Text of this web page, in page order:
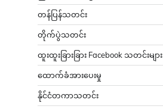
တန်ပြန်သတင်း
တိုက်ပွဲသတင်း
ထူးထူးခြားခြား Facebook သတင်းများ
ထောက်ခံအားပေးမှု
နိုင်ငံတကာသတင်း